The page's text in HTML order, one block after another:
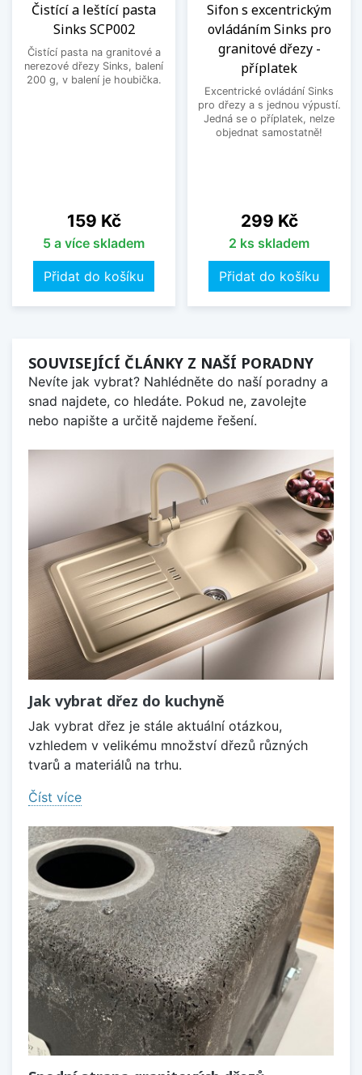
Čistící a leštící pasta
Sinks SCP002
Čistící pasta na granitové a
nerezové dřezy Sinks, balení
200 g, v balení je houbička.
Cena
159 Kč
5 a více skladem
Přidat do košíku
Sifon s excentrickým
ovládáním Sinks pro
granitové dřezy -
příplatek
Excentrické ovládání Sinks
pro dřezy a s jednou výpustí.
Jedná se o příplatek, nelze
objednat samostatně!
Cena
299 Kč
2 ks skladem
Přidat do košíku
SOUVISEJÍCÍ ČLÁNKY Z NAŠÍ PORADNY
Nevíte jak vybrat? Nahlédněte do naší poradny a
snad najdete, co hledáte. Pokud ne, zavolejte
nebo napište a určitě najdeme řešení.
Jak vybrat dřez do kuchyně
Jak vybrat dřez je stále aktuální otázkou,
vzhledem v velikému množství dřezů různých
tvarů a materiálů na trhu.
Číst více